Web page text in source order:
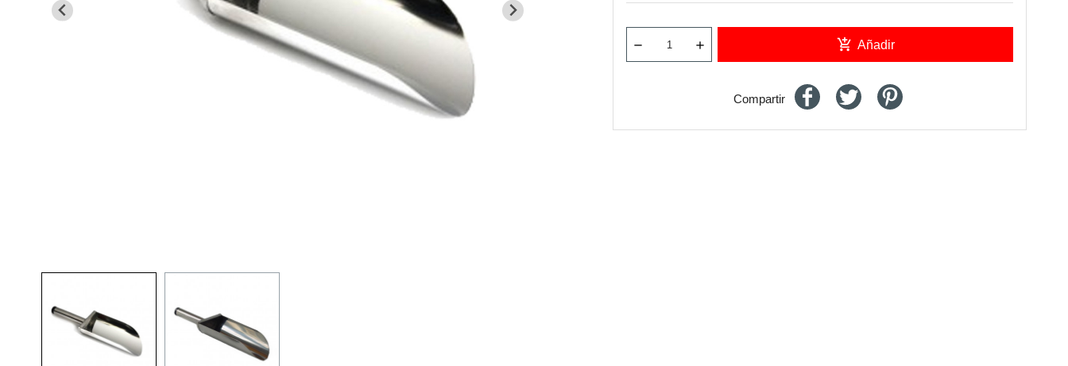
add_shopping_cart Añadir
Compartir